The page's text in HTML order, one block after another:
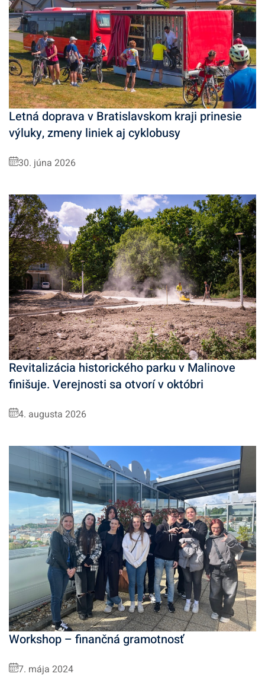
Letná doprava v Bratislavskom kraji prinesie
výluky, zmeny liniek aj cyklobusy
30. júna 2026
Revitalizácia historického parku v Malinove
finišuje. Verejnosti sa otvorí v októbri
4. augusta 2026
Workshop – finančná gramotnosť
7. mája 2024